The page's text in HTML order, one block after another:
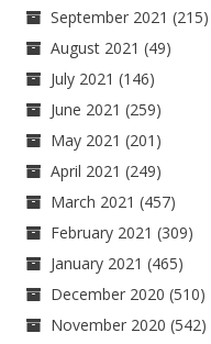
September 2021 (215)
August 2021 (49)
July 2021 (146)
June 2021 (259)
May 2021 (201)
April 2021 (249)
March 2021 (457)
February 2021 (309)
January 2021 (465)
December 2020 (510)
November 2020 (542)